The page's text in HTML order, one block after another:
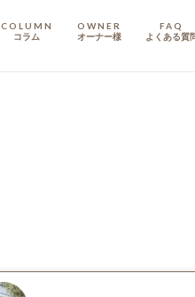
COLUMN
コラム
OWNER
オーナー様
FAQ
よくある質